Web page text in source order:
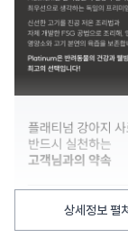
상세정보 펼